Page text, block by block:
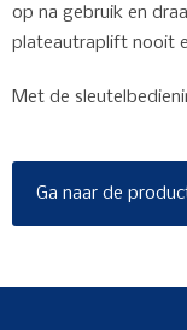
op na gebruik en
plateautraplift nooit
Met de
Ga naar de